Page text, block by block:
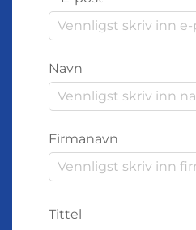
Navn
Firmanavn
Tittel